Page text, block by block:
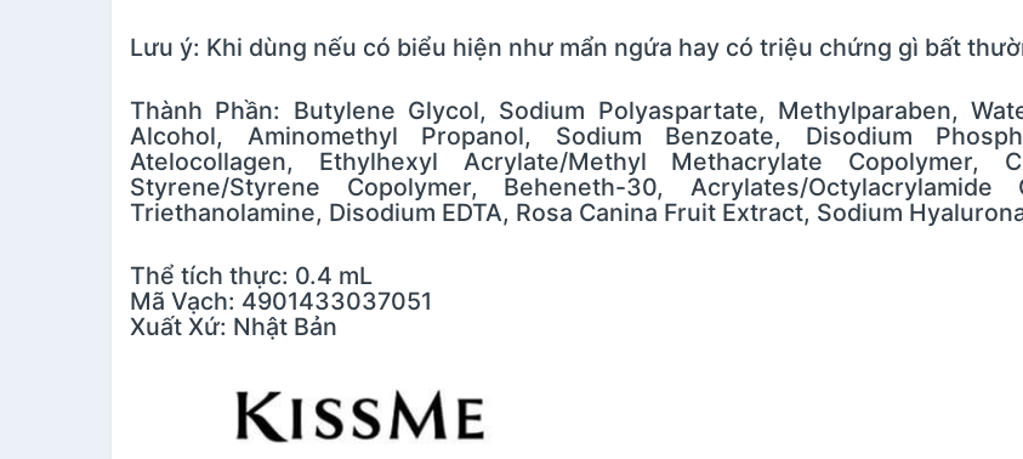
Lưu ý: Khi dùng nếu có biểu hiện như mẩn ngứa hay có triệu chứng gì bất
Thành Phần: Butylene Glycol, Sodium Polyaspartate, Methylparaben,
Alcohol, Aminomethyl Propanol, Sodium Benzoate, Disodium
Atelocollagen, Ethylhexyl Acrylate/Methyl Methacrylate Copolymer,
Styrene/Styrene Copolymer, Beheneth-30, Acrylates/Octylacrylamide
Triethanolamine, Disodium EDTA, Rosa Canina Fruit Extract, Sodium
Thể tích thực: 0.4 mL
Mã Vạch: 4901433037051
Xuất Xứ: Nhật Bản